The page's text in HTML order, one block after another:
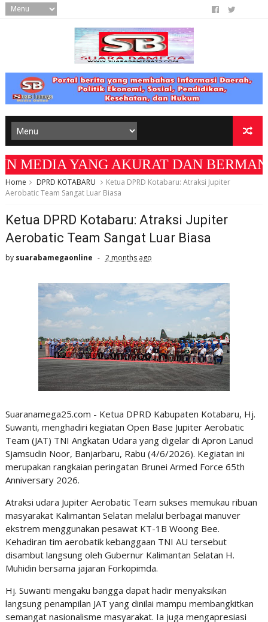
YANG AKURAT DAN
Home DPRD KOTABARU
Ketua DPRD Kotabaru: Atraksi Jupiter
Aerobatic Team Sangat Luar Biasa
Ketua DPRD Kotabaru: Atraksi Jupiter
Aerobatic Team Sangat Luar Biasa
by suarabamegaonline 2 months ago
Suaranamega25.com - Ketua DPRD Kabupaten Kotabaru, Hj.
Suwanti, menghadiri kegiatan Open Base Jupiter Aerobatic
Team (JAT) TNI Angkatan Udara yang digelar di Apron Lanud
Sjamsudin Noor, Banjarbaru, Rabu (4/6/2026). Kegiatan ini
merupakan rangkaian peringatan Brunei Armed Force 65th
Anniversary 2026.
Atraksi udara Jupiter Aerobatic Team sukses memukau ribuan
masyarakat Kalimantan Selatan melalui berbagai manuver
ekstrem menggunakan pesawat KT-1B Woong Bee.
Kehadiran tim aerobatik kebanggaan TNI AU tersebut
disambut langsung oleh Gubernur Kalimantan Selatan H.
Muhidin bersama jajaran Forkopimda.
Hj. Suwanti mengaku bangga dapat hadir menyaksikan
langsung penampilan JAT yang dinilai mampu membangkitkan
semangat nasionalisme masyarakat. Ia juga mengapresiasi